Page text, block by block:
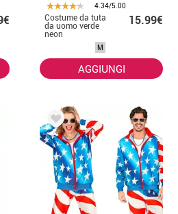
4.34/5.00
Costume da tuta
da uomo verde
neon
15.99€
M
AGGIUNGI